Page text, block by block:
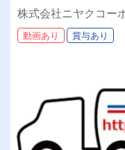
問◎男女問わず活
株式会社ニヤクコー
動画あり 賞与あり